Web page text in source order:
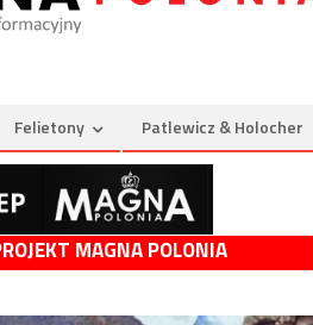
Felietony Patlewicz & Holocher
MAGNA POLONIA